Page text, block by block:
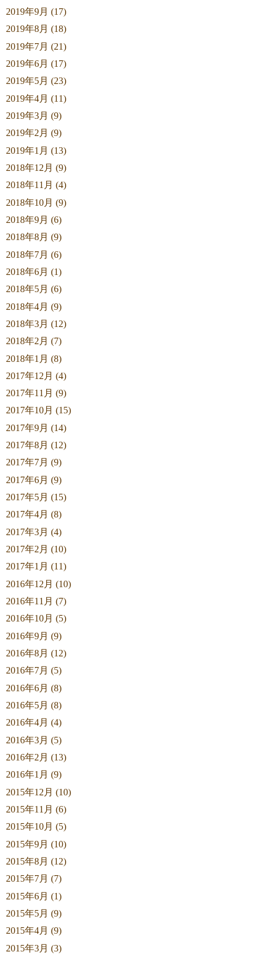
2019年9月 (17)
2019年8月 (18)
2019年7月 (21)
2019年6月 (17)
2019年5月 (23)
2019年4月 (11)
2019年3月 (9)
2019年2月 (9)
2019年1月 (13)
2018年12月 (9)
2018年11月 (4)
2018年10月 (9)
2018年9月 (6)
2018年8月 (9)
2018年7月 (6)
2018年6月 (1)
2018年5月 (6)
2018年4月 (9)
2018年3月 (12)
2018年2月 (7)
2018年1月 (8)
2017年12月 (4)
2017年11月 (9)
2017年10月 (15)
2017年9月 (14)
2017年8月 (12)
2017年7月 (9)
2017年6月 (9)
2017年5月 (15)
2017年4月 (8)
2017年3月 (4)
2017年2月 (10)
2017年1月 (11)
2016年12月 (10)
2016年11月 (7)
2016年10月 (5)
2016年9月 (9)
2016年8月 (12)
2016年7月 (5)
2016年6月 (8)
2016年5月 (8)
2016年4月 (4)
2016年3月 (5)
2016年2月 (13)
2016年1月 (9)
2015年12月 (10)
2015年11月 (6)
2015年10月 (5)
2015年9月 (10)
2015年8月 (12)
2015年7月 (7)
2015年6月 (1)
2015年5月 (9)
2015年4月 (9)
2015年3月 (3)